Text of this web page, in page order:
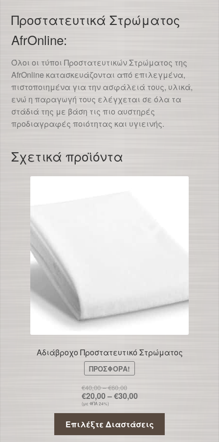
Προστατευτικά Στρώματος
AfrOnline:
Όλοι οι τύποι Προστατευτικών Στρώματος της
AfrOnline κατασκευάζονται από επιλεγμένα,
πιστοποιημένα για την ασφάλειά τους, υλικά,
ενώ η παραγωγή τους ελέγχεται σε όλα τα
στάδιά της με βάση τις πιο αυστηρές
προδιαγραφές ποιότητας και υγιεινής.
Σχετικά προϊόντα
Αδιάβροχο Προστατευτικό Στρώματος
ΠΡΟΣΦΟΡΑ!
€40,00 – €60,00Price
range:
€40,00
€60,00
€20,00–€30,00Price
€20,00
through
€30,00
(με ΦΠΑ 24%)
Επιλέξτε Διαστάσεις